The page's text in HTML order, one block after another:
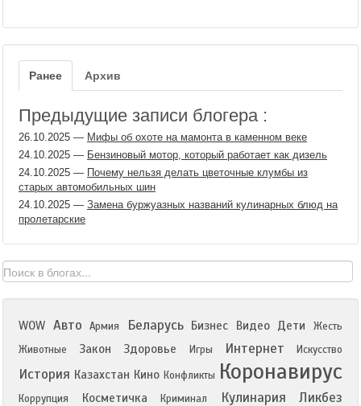
Ранее Архив
Предыдущие записи блогера :
26.10.2025 — Мифы об охоте на мамонта в каменном веке
24.10.2025 — Бензиновый мотор, который работает как дизель
24.10.2025 — Почему нельзя делать цветочные клумбы из
старых автомобильных шин
24.10.2025 — Замена буржуазных названий кулинарных блюд на
пролетарские
WOW Авто Армия Беларусь Бизнес Видео Дети
Жесть
Животные
Закон Здоровье Игры Интернет Искусство
История Казахстан Кино Конфликты Коронавирус
Коррупция Косметичка Криминал Кулинария Ликбез